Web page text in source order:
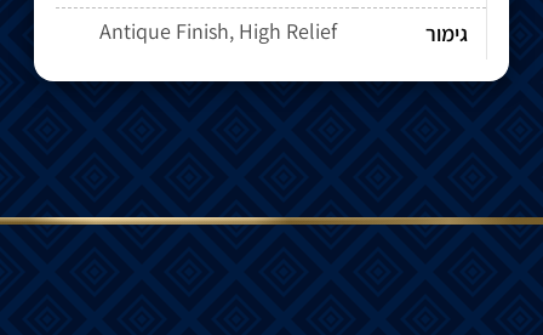
גימור
Antique Finish, High Relief